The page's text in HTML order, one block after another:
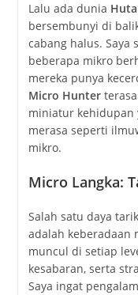
Lalu ada dunia
bersembunyi di
cabang halus. Saya
beberapa mikro
mereka punya
Micro Hunterterasa
miniatur kehidupan
merasa seperti
mikro.
Micro Langka:
Salah satu daya
adalah keberadaan
muncul di setiap
kesabaran, serta
Saya ingat